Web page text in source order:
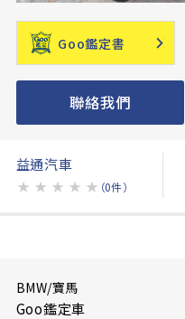
Goo鑑定書
聯絡我們
益通汽車
★ ★ ★ ★ ★ （0件）
BMW/寶馬
Goo鑑定車